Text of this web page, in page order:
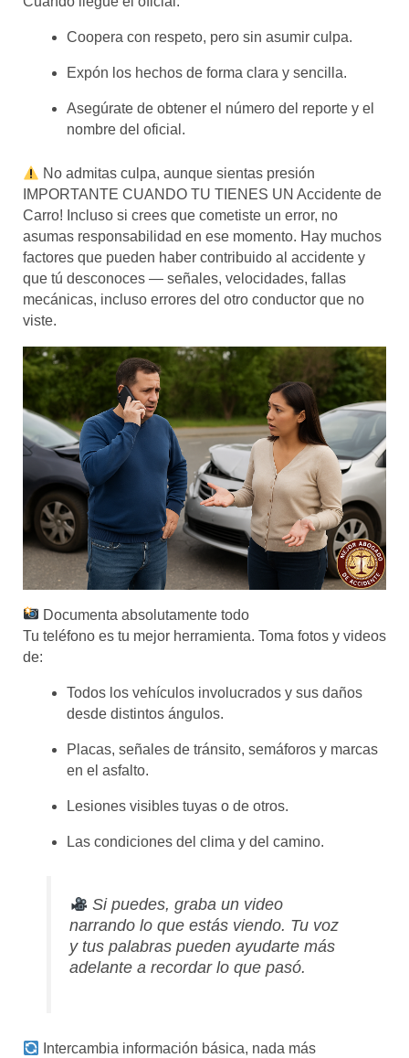
Coopera con respeto, pero sin asumir culpa.
Expón los hechos de forma clara y sencilla.
Asegúrate de obtener el número del reporte y el
nombre del oficial.
No admitas culpa, aunque sientas presión
IMPORTANTE CUANDO TU TIENES UN Accidente de
Carro! Incluso si crees que cometiste un error, no
asumas responsabilidad en ese momento. Hay muchos
factores que pueden haber contribuido al accidente y
que tú desconoces — señales, velocidades, fallas
mecánicas, incluso errores del otro conductor que no
viste.
Documenta absolutamente todo
Tu teléfono es tu mejor herramienta. Toma fotos y videos
de:
Todos los vehículos involucrados y sus daños
desde distintos ángulos.
Placas, señales de tránsito, semáforos y marcas
en el asfalto.
Lesiones visibles tuyas o de otros.
Las condiciones del clima y del camino.
Si puedes, graba un video
narrando lo que estás viendo. Tu voz
y tus palabras pueden ayudarte más
adelante a recordar lo que pasó.
Intercambia información básica, nada más